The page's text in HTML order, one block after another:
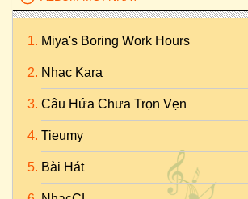
Miya's Boring Work Hours
Nhac Kara
Câu Hứa Chưa Trọn Vẹn
Tieumy
Bài Hát